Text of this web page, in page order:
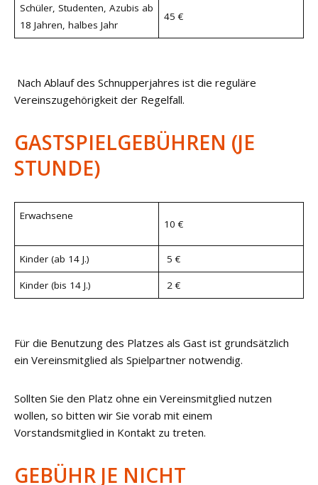
Schüler, Studenten, Azubis ab
18 Jahren, halbes Jahr
45 €
Nach Ablauf des Schnupperjahres ist die reguläre
Vereinszugehörigkeit der Regelfall.
GASTSPIELGEBÜHREN (JE
STUNDE)
Erwachsene
10 €
Kinder (ab 14 J.) 5 €
Kinder (bis 14 J.) 2 €
Für die Benutzung des Platzes als Gast ist grundsätzlich
ein Vereinsmitglied als Spielpartner notwendig.
Sollten Sie den Platz ohne ein Vereinsmitglied nutzen
wollen, so bitten wir Sie vorab mit einem
Vorstandsmitglied in Kontakt zu treten.
GEBÜHR JE NICHT